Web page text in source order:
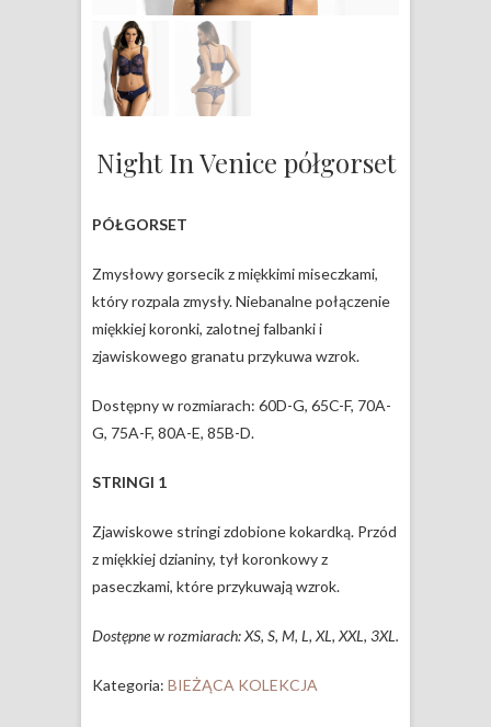
Night In Venice półgorset
PÓŁGORSET
Zmysłowy gorsecik z miękkimi miseczkami,
który rozpala zmysły. Niebanalne połączenie
miękkiej koronki, zalotnej falbanki i
zjawiskowego granatu przykuwa wzrok.
Dostępny w rozmiarach: 60D-G, 65C-F, 70A-
G, 75A-F, 80A-E, 85B-D.
STRINGI 1
Zjawiskowe stringi zdobione kokardką. Przód
z miękkiej dzianiny, tył koronkowy z
paseczkami, które przykuwają wzrok.
Dostępne w rozmiarach: XS, S, M, L, XL, XXL, 3XL.
Kategoria: BIEŻĄCA KOLEKCJA